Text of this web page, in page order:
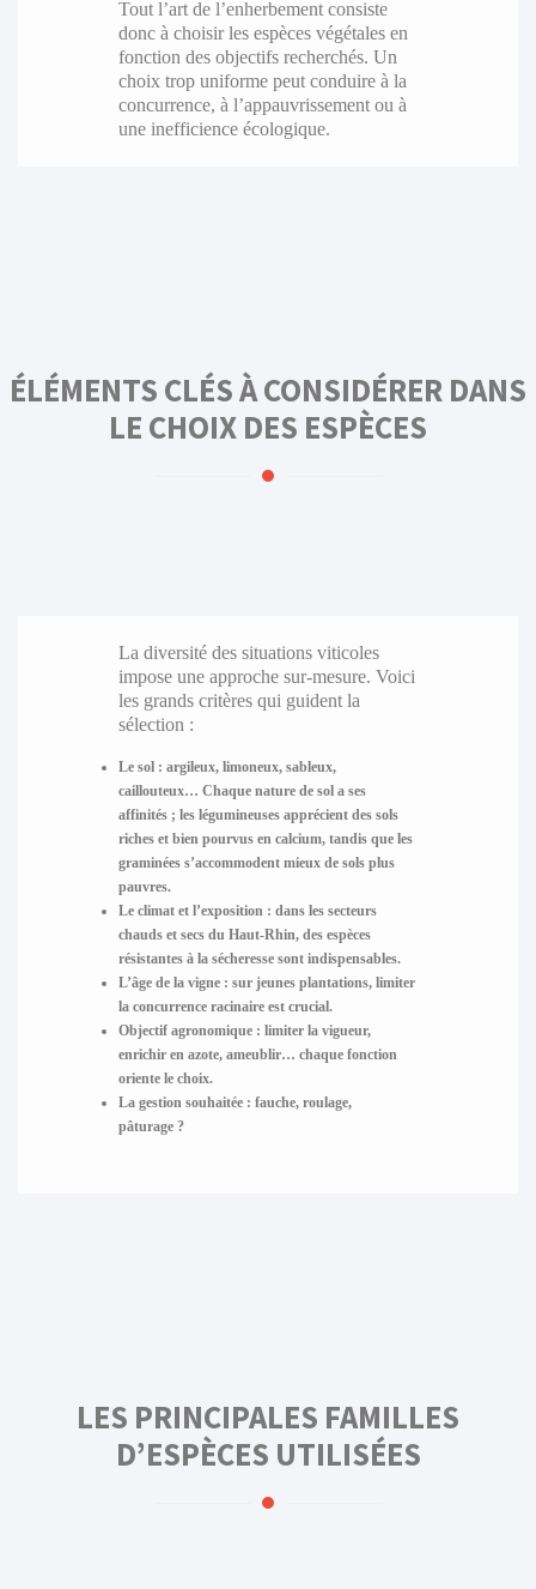
Tout l’art de l’enherbement consiste
donc à choisir les espèces végétales en
fonction des objectifs recherchés. Un
choix trop uniforme peut conduire à la
concurrence, à l’appauvrissement ou à
une inefficience écologique.
ÉLÉMENTS CLÉS À CONSIDÉRER DANS
LE CHOIX DES ESPÈCES
La diversité des situations viticoles
impose une approche sur-mesure. Voici
les grands critères qui guident la
sélection :
Le sol: argileux, limoneux, sableux,
caillouteux… Chaque nature de sol a ses
affinités ; les légumineuses apprécient des sols
riches et bien pourvus en calcium, tandis que les
graminées s’accommodent mieux de sols plus
pauvres.
Le climat et l’exposition: dans les secteurs
chauds et secs du Haut-Rhin, des espèces
résistantes à la sécheresse sont indispensables.
L’âge de la vigne: sur jeunes plantations, limiter
la concurrence racinaire est crucial.
Objectif agronomique: limiter la vigueur,
enrichir en azote, ameublir… chaque fonction
oriente le choix.
La gestion souhaitée: fauche, roulage,
pâturage ?
LES PRINCIPALES FAMILLES
D’ESPÈCES UTILISÉES